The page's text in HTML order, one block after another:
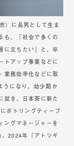
）に長男として生ま
も、「社会で多くの
に立ちたい」と、卒
トアップ事業などに
業務効率化などに取
うになり、幼少期か
就き、日本茶に新た
ボトリングティーブ
グマネージャーを
2024年「アトツギ